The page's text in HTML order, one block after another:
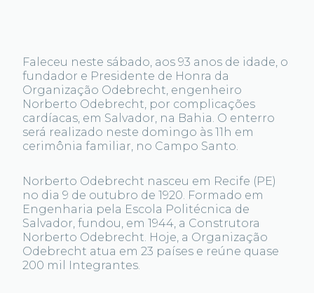
Faleceu neste sábado, aos 93 anos de idade, o
fundador e Presidente de Honra da
Organização Odebrecht, engenheiro
Norberto Odebrecht, por complicações
cardíacas, em Salvador, na Bahia. O enterro
será realizado neste domingo às 11h em
cerimônia familiar, no Campo Santo.
Norberto Odebrecht nasceu em Recife (PE)
no dia 9 de outubro de 1920. Formado em
Engenharia pela Escola Politécnica de
Salvador, fundou, em 1944, a Construtora
Norberto Odebrecht. Hoje, a Organização
Odebrecht atua em 23 países e reúne quase
200 mil Integrantes.